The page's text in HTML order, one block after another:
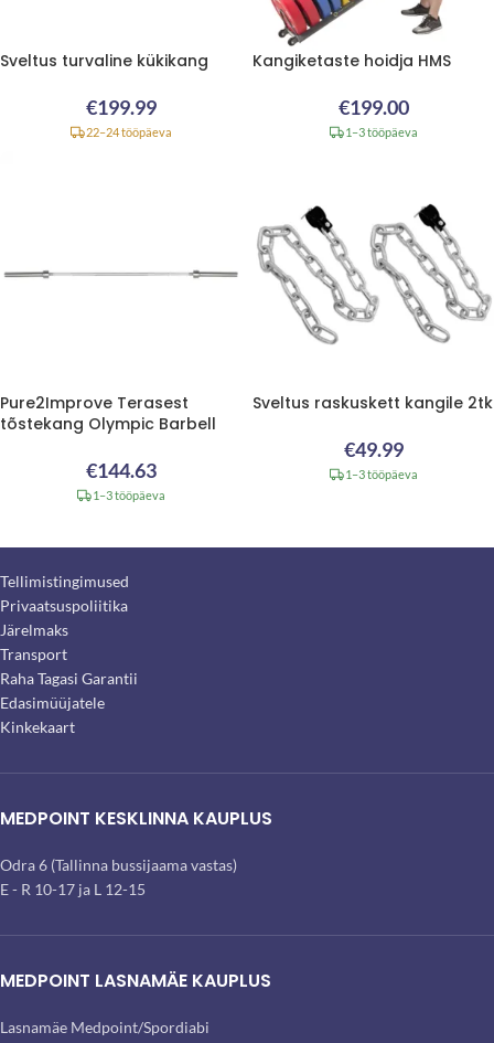
Sveltus turvaline kükikang
€199.99
22–24 tööpäeva
Kangiketaste hoidja HMS
€199.00
1–3 tööpäeva
Pure2Improve Terasest
tõstekang Olympic Barbell
€144.63
1–3 tööpäeva
Sveltus raskuskett kangile 2tk
€49.99
1–3 tööpäeva
Tellimistingimused
Privaatsuspoliitika
Järelmaks
Transport
Raha Tagasi Garantii
Edasimüüjatele
Kinkekaart
MEDPOINT KESKLINNA KAUPLUS
Odra 6 (Tallinna bussijaama vastas)
E - R 10-17 ja L 12-15
MEDPOINT LASNAMÄE KAUPLUS
Lasnamäe Medpoint/Spordiabi